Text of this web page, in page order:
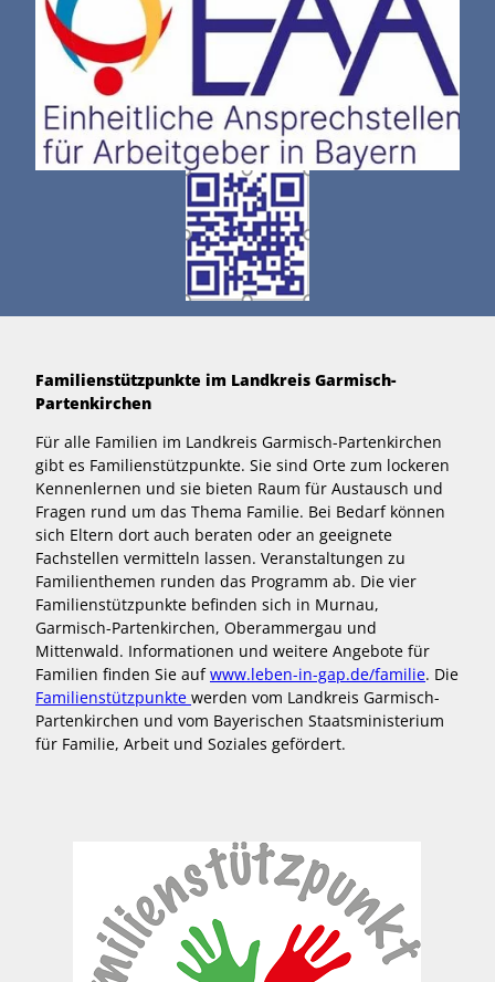
Familienstützpunkte im Landkreis Garmisch-
Partenkirchen
Für alle Familien im Landkreis Garmisch-Partenkirchen
gibt es Familienstützpunkte. Sie sind Orte zum lockeren
Kennenlernen und sie bieten Raum für Austausch und
Fragen rund um das Thema Familie. Bei Bedarf können
sich Eltern dort auch beraten oder an geeignete
Fachstellen vermitteln lassen. Veranstaltungen zu
Familienthemen runden das Programm ab. Die vier
Familienstützpunkte befinden sich in Murnau,
Garmisch-Partenkirchen, Oberammergau und
Mittenwald. Informationen und weitere Angebote für
Familien finden Sie aufwww.leben-in-gap.de/familie. Die
Familienstützpunkte werden vom Landkreis Garmisch-
Partenkirchen und vom Bayerischen Staatsministerium
für Familie, Arbeit und Soziales gefördert.